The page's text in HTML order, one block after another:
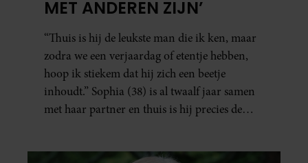
MET ANDEREN ZIJN’
“Thuis is hij de leukste man die ik ken, maar
zodra we een verjaardag of etentje hebben,
hoop ik stiekem dat hij zich een beetje
inhoudt.” Sophia (38) is al twaalf jaar samen
met haar partner en thuis is hij precies de